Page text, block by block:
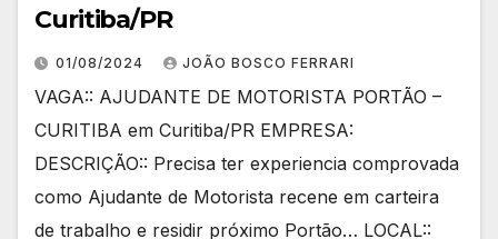
Curitiba/PR
01/08/2024 JOÃO BOSCO FERRARI
VAGA:: AJUDANTE DE MOTORISTA PORTÃO –
CURITIBA em Curitiba/PR EMPRESA:
DESCRIÇÃO:: Precisa ter experiencia comprovada
como Ajudante de Motorista recene em carteira
de trabalho e residir próximo Portão… LOCAL::